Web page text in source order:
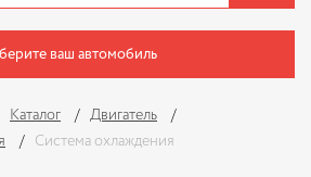
ваш автомобиль
Каталог
Двигатель
Система охлаждения